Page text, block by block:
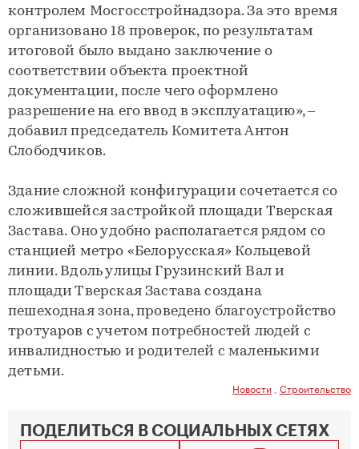
контролем Мосгосстройнадзора. За это время
организовано 18 проверок, по результатам
итоговой было выдано заключение о
соответствии объекта проектной
документации, после чего оформлено
разрешение на его ввод в эксплуатацию», ‒
добавил председатель Комитета Антон
Слободчиков.
Здание сложной конфигурации сочетается со
сложившейся застройкой площади Тверская
Застава. Оно удобно располагается рядом со
станцией метро «Белорусская» Кольцевой
линии. Вдоль улицы Грузинский Вал и
площади Тверская Застава создана
пешеходная зона, проведено благоустройство
тротуаров с учетом потребностей людей с
инвалидностью и родителей с маленькими
детьми.
Новости Строительство
ПОДЕЛИТЬСЯ В СОЦИАЛЬНЫХ СЕТЯХ